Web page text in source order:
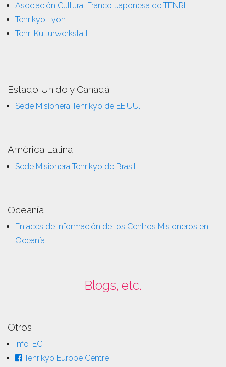
Asociación Cultural Franco-Japonesa de TENRI
Tenrikyo Lyon
Tenri Kulturwerkstatt
Estado Unido y Canadá
Sede Misionera Tenrikyo de EE.UU.
América Latina
Sede Misionera Tenrikyo de Brasil
Oceanía
Enlaces de Información de los Centros Misioneros en
Oceanía
Blogs, etc.
Otros
infoTEC
Tenrikyo Europe Centre